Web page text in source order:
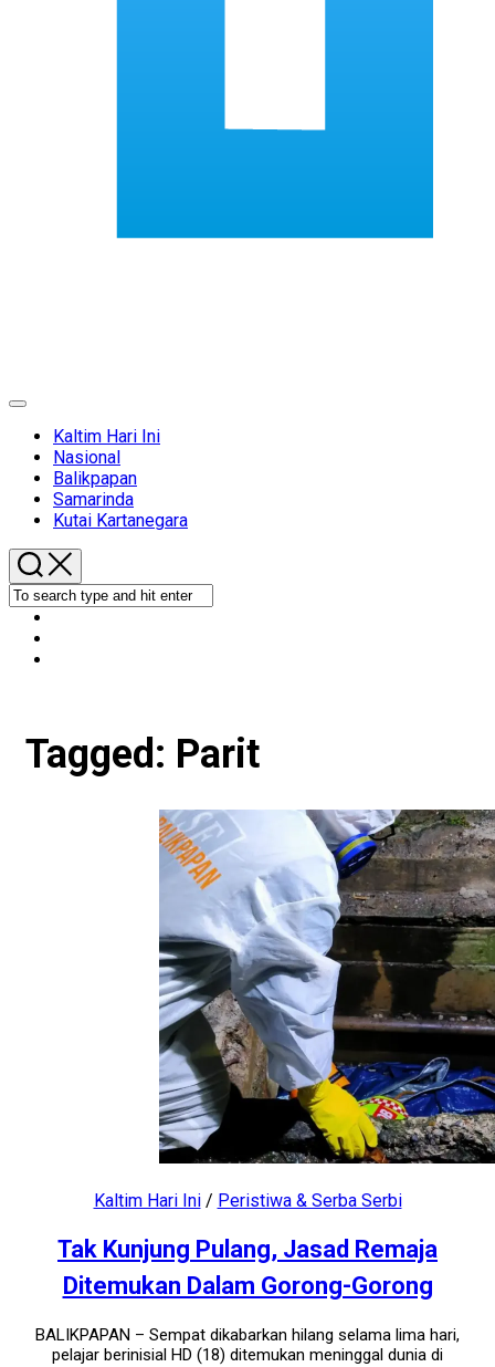
Expand
Kaltim Hari Ini
Nasional
Balikpapan
Samarinda
Kutai Kartanegara
Tagged: Parit
Kaltim Hari Ini/ Peristiwa & Serba Serbi
Tak Kunjung Pulang, Jasad Remaja
Ditemukan Dalam Gorong-Gorong
BALIKPAPAN – Sempat dikabarkan hilang selama lima hari,
pelajar berinisial HD (18) ditemukan meninggal dunia di